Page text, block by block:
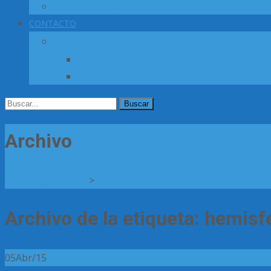
CONTACTO
Buscar
Archivo
>
Archivo de la etiqueta:
05Abr/15